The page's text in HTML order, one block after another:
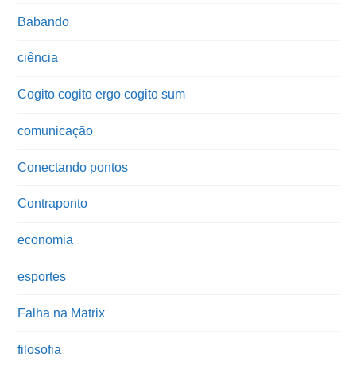
Babando
ciência
Cogito cogito ergo cogito sum
comunicação
Conectando pontos
Contraponto
economia
esportes
Falha na Matrix
filosofia